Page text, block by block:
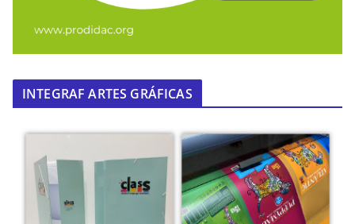
INTEGRAF ARTES GRÁFICAS